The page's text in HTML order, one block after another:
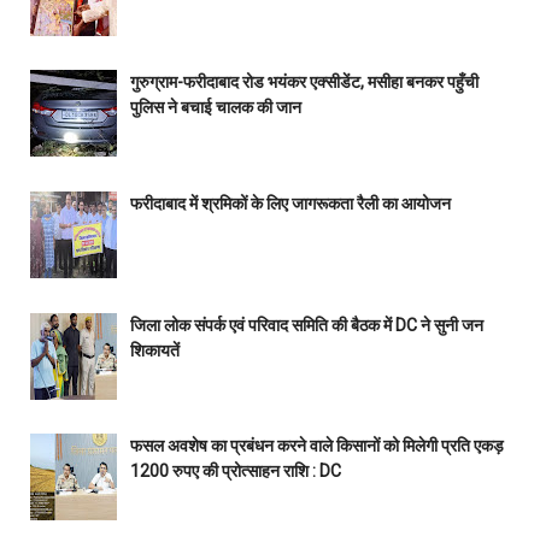
गुरुग्राम-फरीदाबाद रोड भयंकर एक्सीडेंट, मसीहा बनकर पहुँची
पुलिस ने बचाई चालक की जान
फरीदाबाद में श्रमिकों के लिए जागरूकता रैली का आयोजन
जिला लोक संपर्क एवं परिवाद समिति की बैठक में DC ने सुनी जन
शिकायतें
फसल अवशेष का प्रबंधन करने वाले किसानों को मिलेगी प्रति एकड़
1200 रुपए की प्रोत्साहन राशि : DC